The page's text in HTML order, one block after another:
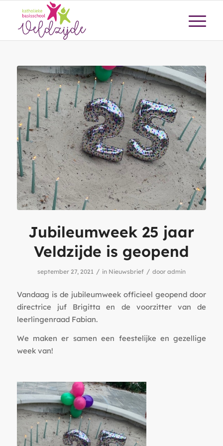
Jubileumweek 25 jaar
Veldzijde is geopend
september 27, 2021 / in Nieuwsbrief / door admin
Vandaag is de jubileumweek officieel geopend door
directrice juf Brigitta en de voorzitter van de
leerlingenraad Fabian.
We maken er samen een feestelijke en gezellige
week van!